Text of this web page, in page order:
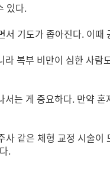
있다.
기도가 좁아진다. 이때
복부 비만이 심한 사
는 게 중요하다. 만약
같은 체형 교정 시술
.